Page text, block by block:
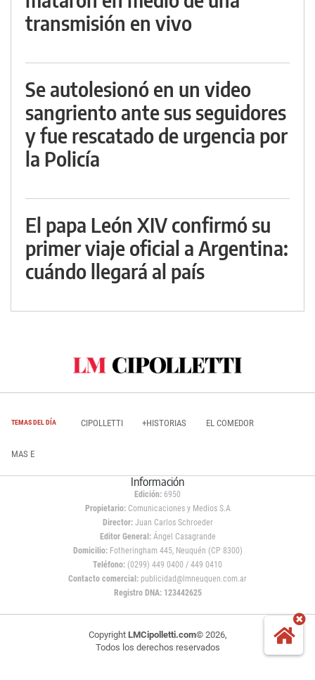
transmisión en vivo
Se autolesionó en un video
sangriento ante sus seguidores
y fue rescatado de urgencia por
la Policía
El papa León XIV confirmó su
primer viaje oficial a Argentina:
cuándo llegará al país
TEMAS DEL DÍA CIPOLLETTI +HISTORIAS EL COMEDOR
MAS E
Información
Edición: 6950
Propietario:Comunicaciones y Medios S.A
Director: Juan Carlos Schroeder
Editor General:Ángel Casagrande
Domicilio:Fotheringham 445, Neuquén (CP 8300)
Teléfono: (0299) 449 0400 / 449 0410
Contacto comercial: publicidad@lmneuquen.com.ar
Registro DNA: 123442625
Copyright LMCipolletti.com© 2026,
Todos los derechos reservados